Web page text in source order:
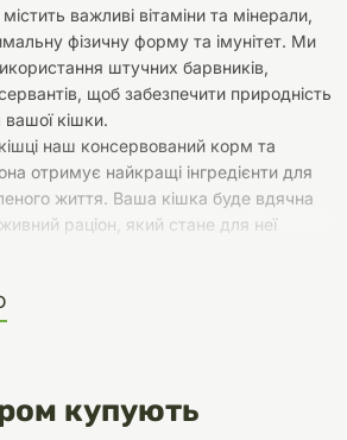
важливі вітаміни та мінерали,
фізичну форму та імунітет. Ми
штучних барвників,
щоб забезпечити природність
вашої кішки.
наш консервований корм та
отримує найкращі інгредієнти для
життя. Ваша кішка буде вдячна
раціон, який стане для неї
купують